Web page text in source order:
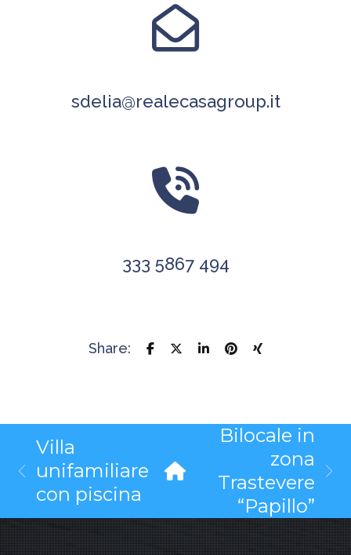
sdelia@realecasagroup.it
333 5867 494
Share:
Villa
unifamiliare
con piscina
Bilocale in
zona
Trastevere
“Papillo”